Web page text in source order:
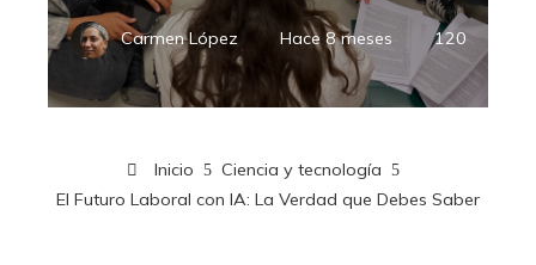
Carmen López Hace 8 meses 120
Inicio
Ciencia y tecnología
El Futuro Laboral con IA: La Verdad que Debes Saber